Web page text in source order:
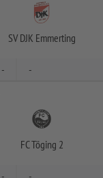
SV DJK Emmerting
- -
FC Töging 2